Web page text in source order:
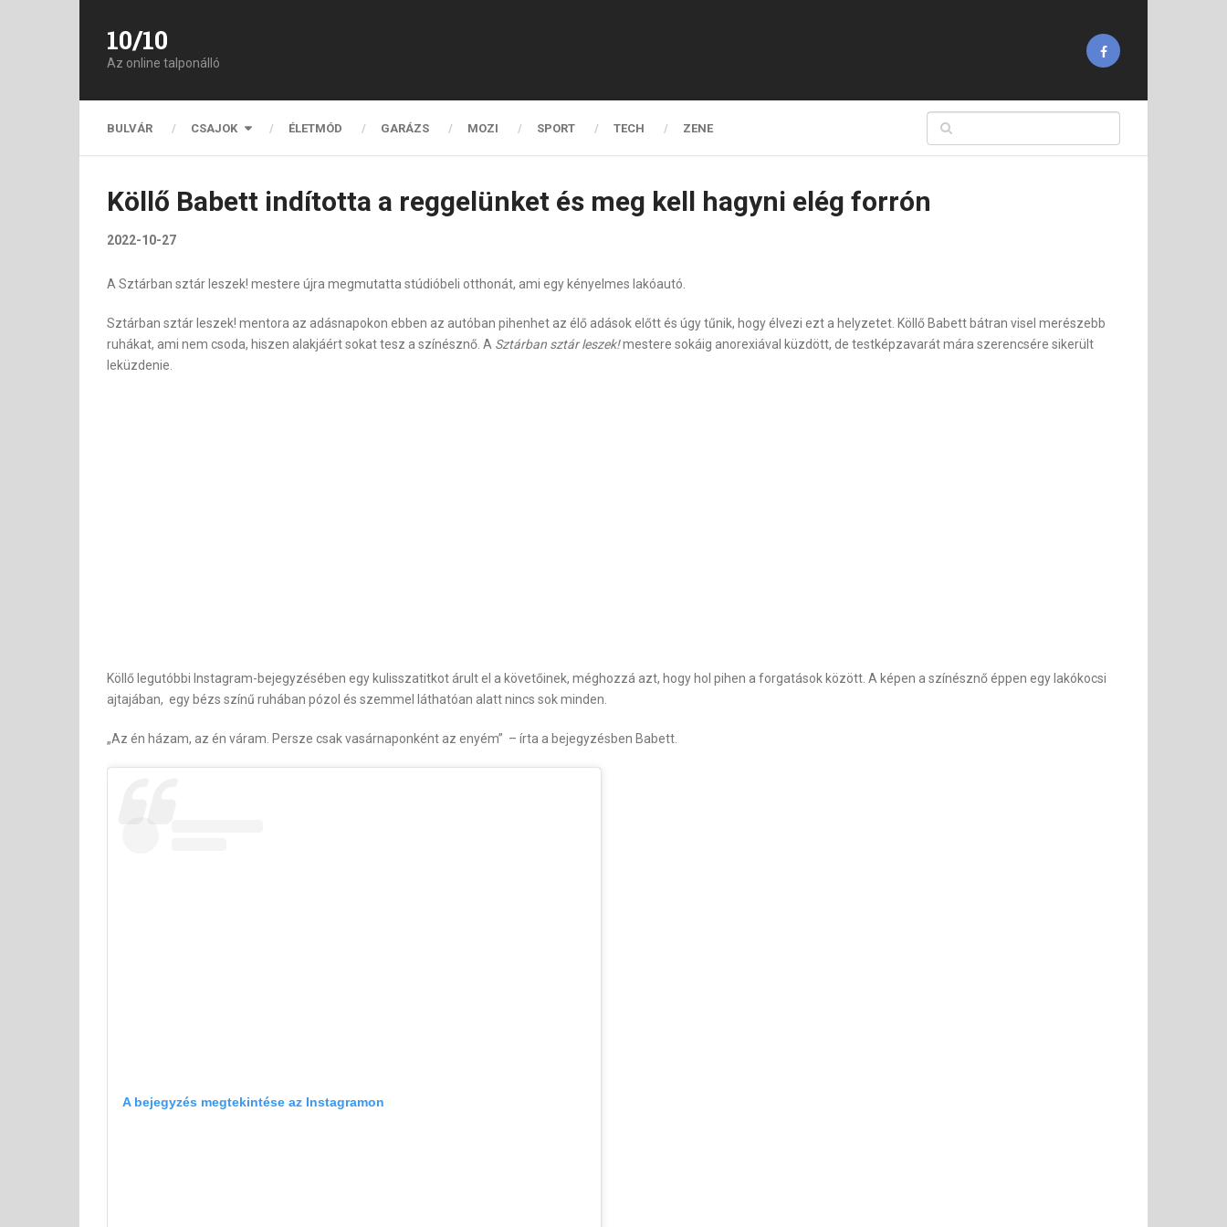
10/10
Az online talponálló
BULVÁR CSAJOK ÉLETMÓD GARÁZS MOZI SPORT TECH ZENE
Köllő Babett indította a reggelünket és meg kell hagyni elég forrón
2022-10-27
A Sztárban sztár leszek! mestere újra megmutatta stúdióbeli otthonát, ami egy kényelmes lakóautó.
Sztárban sztár leszek! mentora az adásnapokon ebben az autóban pihenhet az élő adások előtt és úgy tűnik, hogy élvezi ezt a helyzetet. Köllő Babett bátran visel merészebb
ruhákat, ami nem csoda, hiszen alakjáért sokat tesz a színésznő. A Sztárban sztár leszek!mestere sokáig anorexiával küzdött, de testképzavarát mára szerencsére sikerült
leküzdenie.
Köllő legutóbbi Instagram-bejegyzésében egy kulisszatitkot árult el a követőinek, méghozzá azt, hogy hol pihen a forgatások között. A képen a színésznő éppen egy lakókocsi
ajtajában, egy bézs színű ruhában pózol és szemmel láthatóan alatt nincs sok minden.
„Az én házam, az én váram. Persze csak vasárnaponként az enyém” – írta a bejegyzésben Babett.
A bejegyzés megtekintése az Instagramon